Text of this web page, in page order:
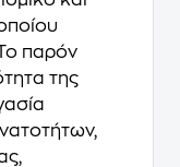
παρόν
της